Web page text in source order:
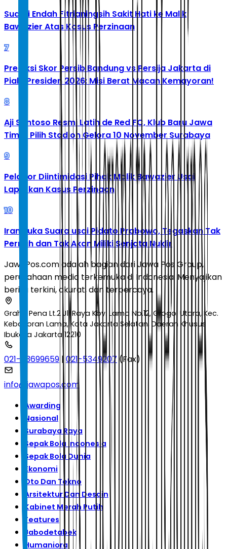
Suami Endah Fitrianingsih Sakit Hati ke Malik
Bawazier Atas Kasus Perzinaan
7
Prediksi Skor Persib Bandung vs Persija Jakarta di
Piala Presiden 2026: Misi Berat Macan Kemayoran!
8
Aji Santoso Resmi Latih de Red FC, Klub Baru Jawa
Timur Pilih Stadion Gelora 10 November Surabaya
9
Pelapor Diintimidasi Pihak Malik Bawazier Usai
Laporkan Kasus Perzinaan
10
Iran Buka Suara usai Pidato Prabowo, Tegaskan Tak
Pernah dan Tak Akan Miliki Senjata Nuklir
JawaPos.com adalah bagian dari Jawa Pos Group,
perusahaan media terkemuka di Indonesia. Menyajikan
berita terkini, akurat, dan terpercaya.
Graha Pena Lt.2 Jl. Raya Kby. Lama No.12, Grogol Utara, Kec.
Kebayoran Lama, Kota Jakarta Selatan, Daerah Khusus
Ibukota Jakarta 12210
021-53699659 |021-5349207 (Fax)
info@jawapos.com
Awarding
Nasional
Surabaya Raya
Sepak Bola Indonesia
Sepak Bola Dunia
Ekonomi
Oto Dan Tekno
Arsitektur Dan Desain
Kabinet Merah Putih
Features
Jabodetabek
Humaniora